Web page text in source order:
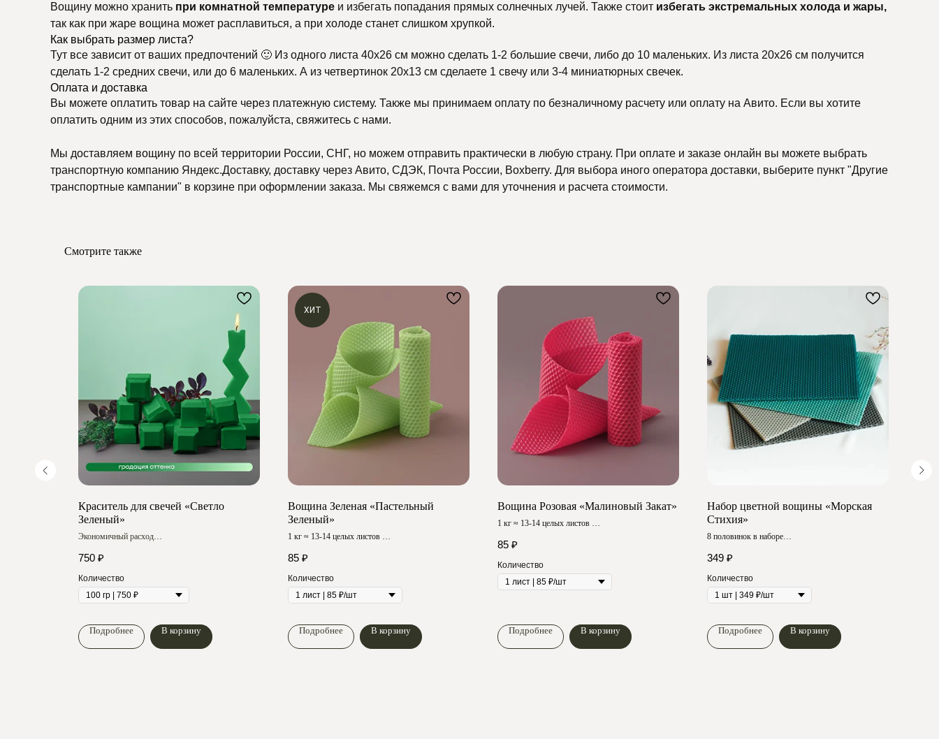
Вощину можно хранить при комнатной температуре и избегать попадания прямых солнечных лучей. Также стоит избегать экстремальных холода и жары,
так как при жаре вощина может расплавиться, а при холоде станет слишком хрупкой.
Как выбрать размер листа?
Тут все зависит от ваших предпочтений 🙂 Из одного листа 40х26 см можно сделать 1-2 большие свечи, либо до 10 маленьких. Из листа 20х26 см получится
сделать 1-2 средних свечи, или до 6 маленьких. А из четвертинок 20х13 см сделаете 1 свечу или 3-4 миниатюрных свечек.
Оплата и доставка
Вы можете оплатить товар на сайте через платежную систему. Также мы принимаем оплату по безналичному расчету или оплату на Авито. Если вы хотите
оплатить одним из этих способов, пожалуйста, свяжитесь с нами.
Мы доставляем вощину по всей территории России, СНГ, но можем отправить практически в любую страну. При оплате и заказе онлайн вы можете выбрать
транспортную компанию Яндекс.Доставку, доставку через Авито, СДЭК, Почта России, Boxberry. Для выбора иного оператора доставки, выберите пункт "Другие
транспортные кампании" в корзине при оформлении заказа. Мы свяжемся с вами для уточнения и расчета стоимости.
Смотрите также
Краситель для свечей «Светло
Зеленый»
Экономичный расход
750 ₽
Количество
Подробнее В корзину
ХИТ
Вощина Зеленая «Пастельный
Зеленый»
1 кг ≈ 13-14 целых листов
85 ₽
Количество
Подробнее В корзину
Вощина Розовая «Малиновый Закат»
1 кг ≈ 13-14 целых листов
85 ₽
Количество
Подробнее В корзину
Набор цветной вощины «Морская
Стихия»
8 половинок в наборе
349 ₽
Количество
Подробнее В корзину